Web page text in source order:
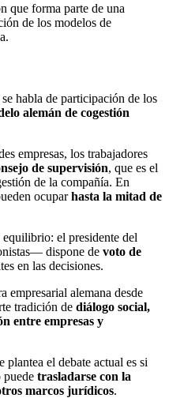
que forma parte de una
de los modelos de
habla de participación de los
alemán de cogestión
empresas, los trabajadores
de supervisión, que es el
de la compañía. En
ocuparhasta la mitad de
el presidente del
dispone de voto de
en las decisiones.
empresarial alemana desde
tradición de diálogo social,
entre empresas y
plantea el debate actual es si
puede trasladarse con la
marcos jurídicos.